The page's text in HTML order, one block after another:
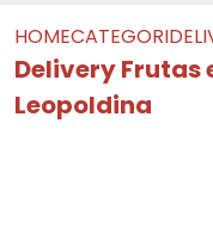
HOMECATEGORIAS
Delivery Frutas
Leopoldina